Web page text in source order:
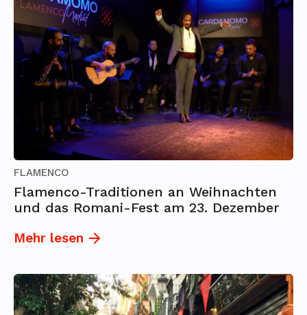
FLAMENCO
Flamenco-Traditionen an Weihnachten
und das Romani-Fest am 23. Dezember
Mehr lesen